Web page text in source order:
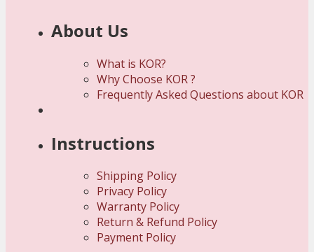
About Us
What is KOR?
Why Choose KOR ?
Frequently Asked Questions about KOR
Instructions
Shipping Policy
Privacy Policy
Warranty Policy
Return & Refund Policy
Payment Policy